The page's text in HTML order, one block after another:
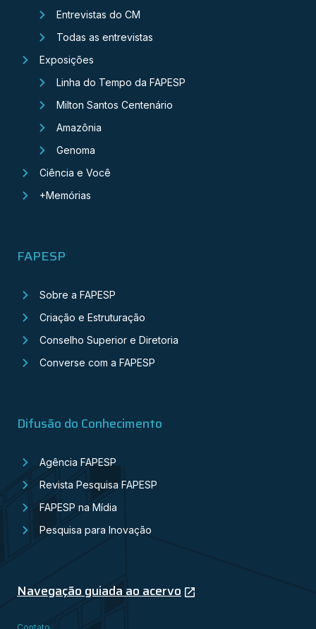
Entrevistas do CM
Todas as entrevistas
Exposições
Linha do Tempo da FAPESP
Milton Santos Centenário
Amazônia
Genoma
Ciência e Você
+Memórias
FAPESP
Sobre a FAPESP
Criação e Estruturação
Conselho Superior e Diretoria
Converse com a FAPESP
Difusão do Conhecimento
Agência FAPESP
Revista Pesquisa FAPESP
FAPESP na Mídia
Pesquisa para Inovação
Navegação guiada ao acervo